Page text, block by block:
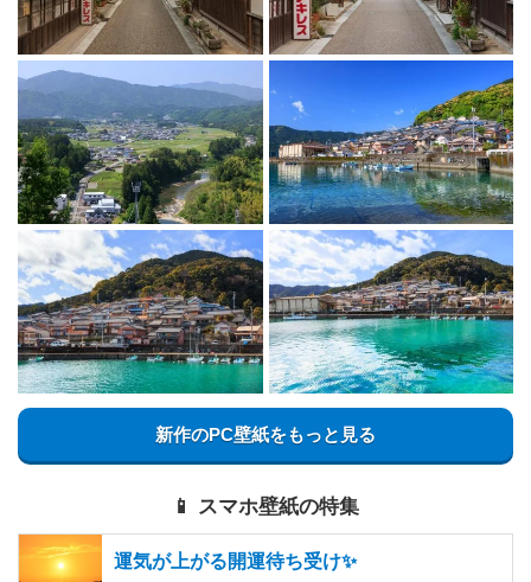
新作のPC壁紙をもっと見る
📱 スマホ壁紙の特集
運気が上がる開運待ち受け✨